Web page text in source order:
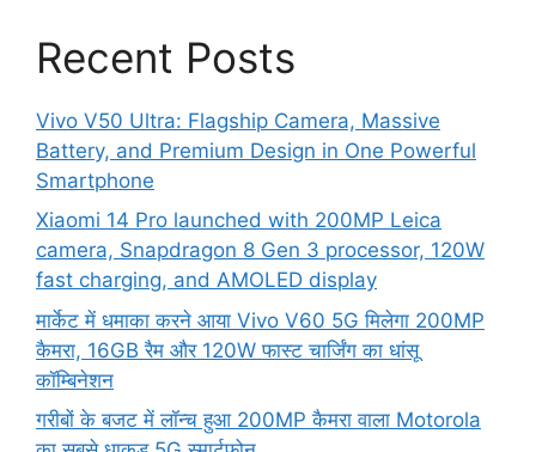
Recent Posts
Vivo V50 Ultra: Flagship Camera, Massive
Battery, and Premium Design in One Powerful
Smartphone
Xiaomi 14 Pro launched with 200MP Leica
camera, Snapdragon 8 Gen 3 processor, 120W
fast charging, and AMOLED display
मार्केट में धमाका करने आया Vivo V60 5G मिलेगा 200MP
कैमरा, 16GB रैम और 120W फास्ट चार्जिंग का धांसू
कॉम्बिनेशन
गरीबों के बजट में लॉन्च हुआ 200MP कैमरा वाला Motorola